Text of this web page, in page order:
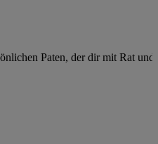
Paten, der dir mit Rat und